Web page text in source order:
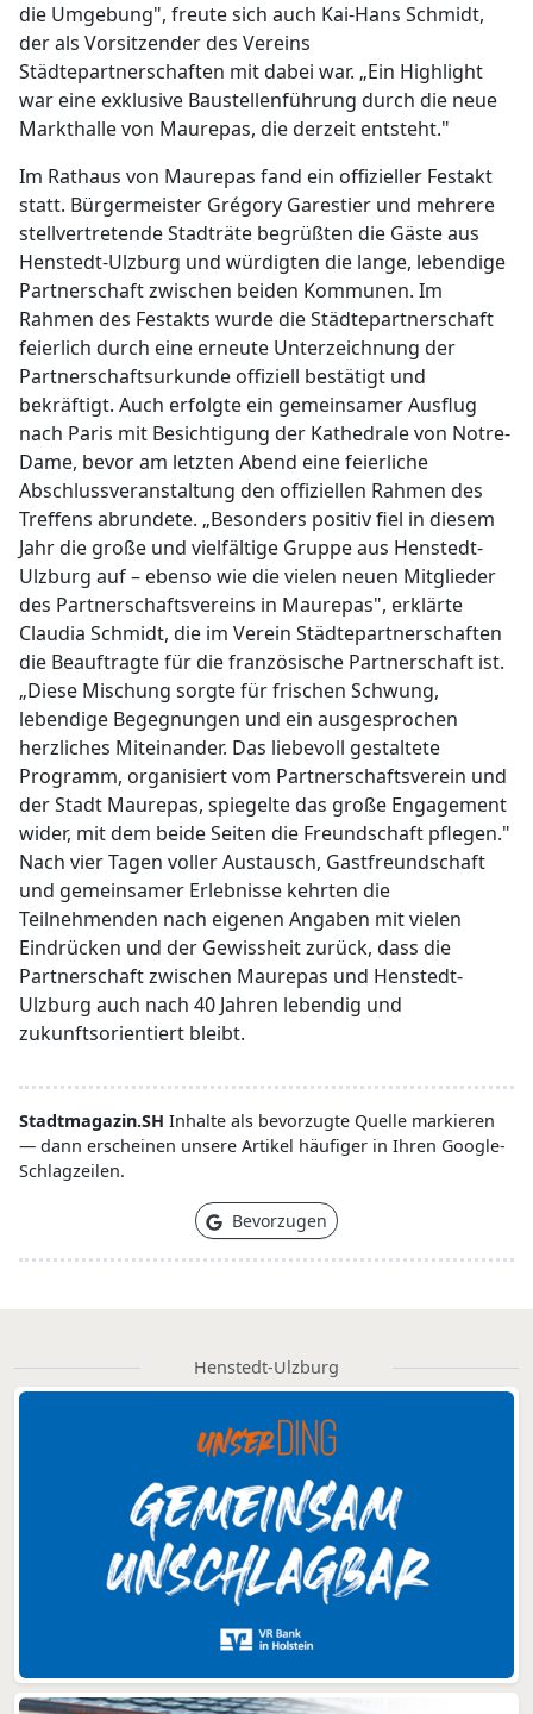
die Umgebung", freute sich auch Kai-Hans Schmidt,
der als Vorsitzender des Vereins
Städtepartnerschaften mit dabei war. „Ein Highlight
war eine exklusive Baustellenführung durch die neue
Markthalle von Maurepas, die derzeit entsteht."
Im Rathaus von Maurepas fand ein offizieller Festakt
statt. Bürgermeister Grégory Garestier und mehrere
stellvertretende Stadträte begrüßten die Gäste aus
Henstedt-Ulzburg und würdigten die lange, lebendige
Partnerschaft zwischen beiden Kommunen. Im
Rahmen des Festakts wurde die Städtepartnerschaft
feierlich durch eine erneute Unterzeichnung der
Partnerschaftsurkunde offiziell bestätigt und
bekräftigt. Auch erfolgte ein gemeinsamer Ausflug
nach Paris mit Besichtigung der Kathedrale von Notre-
Dame, bevor am letzten Abend eine feierliche
Abschlussveranstaltung den offiziellen Rahmen des
Treffens abrundete. „Besonders positiv fiel in diesem
Jahr die große und vielfältige Gruppe aus Henstedt-
Ulzburg auf – ebenso wie die vielen neuen Mitglieder
des Partnerschaftsvereins in Maurepas", erklärte
Claudia Schmidt, die im Verein Städtepartnerschaften
die Beauftragte für die französische Partnerschaft ist.
„Diese Mischung sorgte für frischen Schwung,
lebendige Begegnungen und ein ausgesprochen
herzliches Miteinander. Das liebevoll gestaltete
Programm, organisiert vom Partnerschaftsverein und
der Stadt Maurepas, spiegelte das große Engagement
wider, mit dem beide Seiten die Freundschaft pflegen."
Nach vier Tagen voller Austausch, Gastfreundschaft
und gemeinsamer Erlebnisse kehrten die
Teilnehmenden nach eigenen Angaben mit vielen
Eindrücken und der Gewissheit zurück, dass die
Partnerschaft zwischen Maurepas und Henstedt-
Ulzburg auch nach 40 Jahren lebendig und
zukunftsorientiert bleibt.
Stadtmagazin.SH Inhalte als bevorzugte Quelle markieren
— dann erscheinen unsere Artikel häufiger in Ihren Google-
Schlagzeilen.
Bevorzugen
Henstedt-Ulzburg